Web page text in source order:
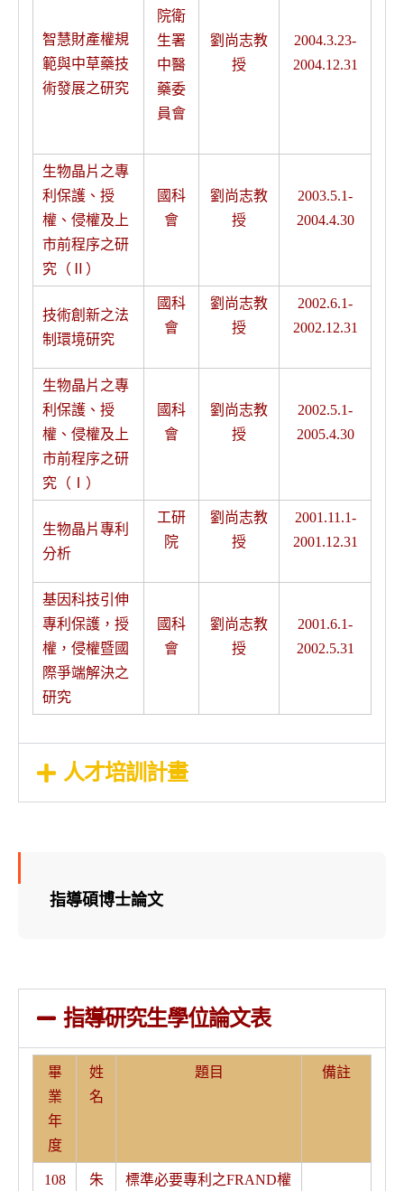
智慧財產權規
範與中草藥技
術發展之研究
院衛
生署
中醫
藥委
員會
劉尚志教
授
2004.3.23-
2004.12.31
生物晶片之專
利保護、授
權、侵權及上
市前程序之研
究（Ⅱ）
國科
會
劉尚志教
授
2003.5.1-
2004.4.30
技術創新之法
制環境研究
國科
會
劉尚志教
授
2002.6.1-
2002.12.31
生物晶片之專
利保護、授
權、侵權及上
市前程序之研
究（Ⅰ）
國科
會
劉尚志教
授
2002.5.1-
2005.4.30
生物晶片專利
分析
工研
院
劉尚志教
授
2001.11.1-
2001.12.31
基因科技引伸
專利保護，授
權，侵權暨國
際爭端解決之
研究
國科
會
劉尚志教
授
2001.6.1-
2002.5.31
人才培訓計畫
指導碩博士論文
指導研究生學位論文表
畢
業
年
度
姓
名
題目 備註
108 朱 標準必要專利之FRAND權